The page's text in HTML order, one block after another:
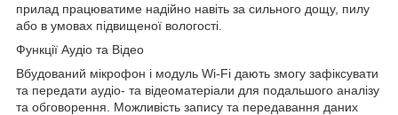
прилад працюватиме надійно навіть за сильного дощу, пилу
або в умовах підвищеної вологості.
Функції Аудіо та Відео
Вбудований мікрофон і модуль Wi-Fi дають змогу зафіксувати
та передати аудіо- та відеоматеріали для подальшого аналізу
та обговорення. Можливість запису та передавання даних